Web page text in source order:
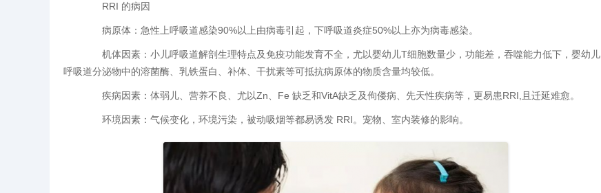
RRI 的病因
病原体：急性上呼吸道感染90%以上由病毒引起，下呼吸道炎症50%以上亦为病毒感染。
机体因素：小儿呼吸道解剖生理特点及免疫功能发育不全，尤以婴幼儿T细胞数量少，功能差，吞噬能力低下，婴幼儿
呼吸道分泌物中的溶菌酶、乳铁蛋白、补体、干扰素等可抵抗病原体的物质含量均较低。
疾病因素：体弱儿、营养不良、尤以Zn、Fe 缺乏和VitA缺乏及佝偻病、先天性疾病等，更易患RRI,且迁延难愈。
环境因素：气候变化，环境污染，被动吸烟等都易诱发 RRI。宠物、室内装修的影响。